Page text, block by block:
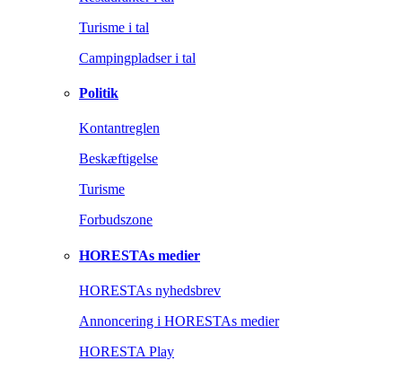
Turisme i tal
Campingpladser i tal
Politik
Kontantreglen
Beskæftigelse
Turisme
Forbudszone
HORESTAs medier
HORESTAs nyhedsbrev
Annoncering i HORESTAs medier
HORESTA Play